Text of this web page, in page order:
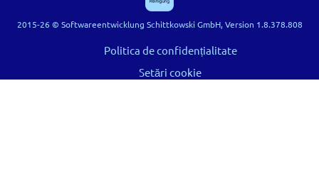
2015-26 © Softwareentwicklung Schittkowski GmbH, Version 1.8.378.808
Politica de confidențialitate
Setări cookie